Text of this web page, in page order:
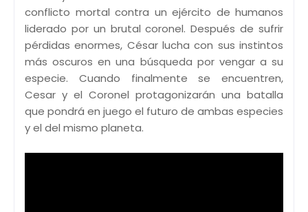
conflicto mortal contra un ejército de humanos
liderado por un brutal coronel. Después de sufrir
pérdidas enormes, César lucha con sus instintos
más oscuros en una búsqueda por vengar a su
especie. Cuando finalmente se encuentren,
Cesar y el Coronel protagonizarán una batalla
que pondrá en juego el futuro de ambas especies
y el del mismo planeta.